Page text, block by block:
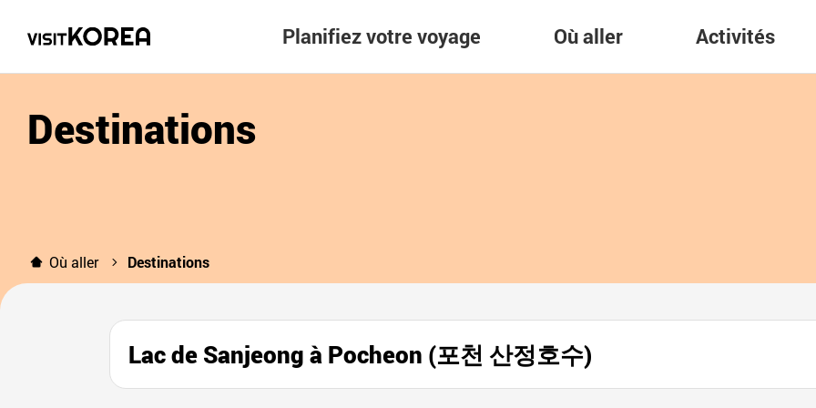
Planifiez votre voyage Où aller Activités
Destinations
Où aller Destinations
Lac de Sanjeong à Pocheon (포천 산정호수)